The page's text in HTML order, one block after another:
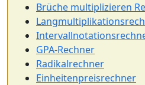
Brüche multiplizieren
GPA-Rechner
Radikalrechner
Einheitenpreisrechner